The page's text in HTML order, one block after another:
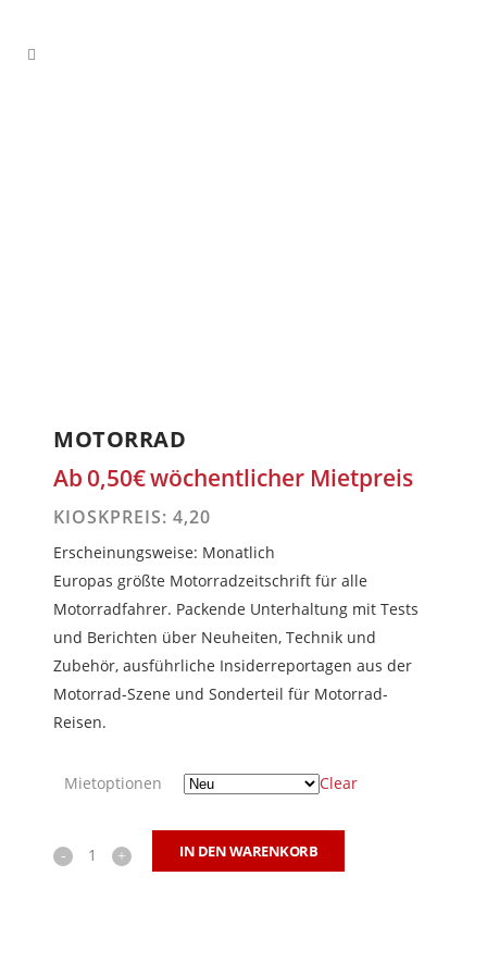
MOTORRAD
Ab 0,50€wöchentlicher Mietpreis
KIOSKPREIS: 4,20
Erscheinungsweise: Monatlich
Europas größte Motorradzeitschrift für alle
Motorradfahrer. Packende Unterhaltung mit Tests
und Berichten über Neuheiten, Technik und
Zubehör, ausführliche Insiderreportagen aus der
Motorrad-Szene und Sonderteil für Motorrad-
Reisen.
Mietoptionen Clear
Motorrad
IN DEN WARENKORB